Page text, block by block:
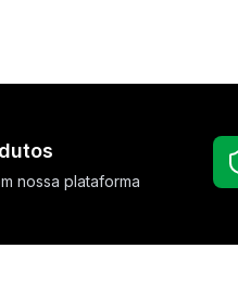
nossa plataforma